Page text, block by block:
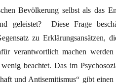
Bevölkerung selbst als das
geleistet?
Diese Frage
zu Erklärungsansätzen,
verantwortlich machen werden
beachtet. Das im
und Antisemitismus“ gibt